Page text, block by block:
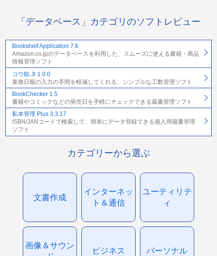
「データベース」カテゴリのソフトレビュー
Bookshelf Application 7.6
Amazon.co.jpのデータベースを利用した、スムーズに使える書籍・商品
情報管理ソフト
コウ助.Jr 1.0.0
業務日報の入力の手間を軽減してくれる、シンプルな工数管理ソフト
BookChecker 1.5
書籍やコミックなどの発売日を手軽にチェックできる蔵書管理ソフト
私本管理 Plus 3.3.17
ISBN/JANコードで検索して、簡単にデータ登録できる個人用蔵書管理
ソフト
カテゴリーから選ぶ
文書作成
インターネッ
ト＆通信
ユーティリテ
ィ
画像＆サウン
ビジネス パーソナル